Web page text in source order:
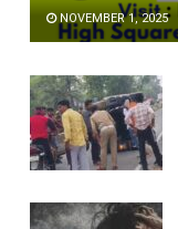
NOVEMBER 1, 2025